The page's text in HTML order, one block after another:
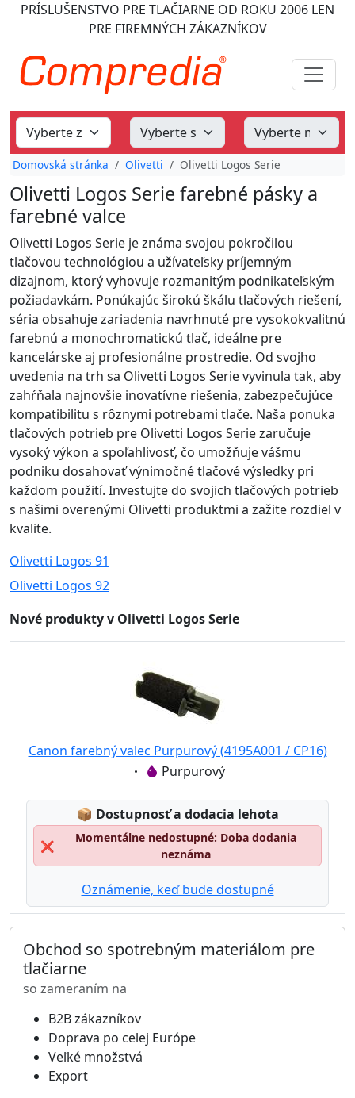
PRÍSLUŠENSTVO PRE TLAČIARNE OD ROKU 2006 LEN
PRE FIREMNÝCH ZÁKAZNÍKOV
Domovská stránka Olivetti Olivetti Logos Serie
Olivetti Logos Serie farebné pásky a
farebné valce
Olivetti Logos Serie je známa svojou pokročilou
tlačovou technológiou a užívateľsky príjemným
dizajnom, ktorý vyhovuje rozmanitým podnikateľským
požiadavkám. Ponúkajúc širokú škálu tlačových riešení,
séria obsahuje zariadenia navrhnuté pre vysokokvalitnú
farebnú a monochromatickú tlač, ideálne pre
kancelárske aj profesionálne prostredie. Od svojho
uvedenia na trh sa Olivetti Logos Serie vyvinula tak, aby
zahŕňala najnovšie inovatívne riešenia, zabezpečujúce
kompatibilitu s rôznymi potrebami tlače. Naša ponuka
tlačových potrieb pre Olivetti Logos Serie zaručuje
vysoký výkon a spoľahlivosť, čo umožňuje vášmu
podniku dosahovať výnimočné tlačové výsledky pri
každom použití. Investujte do svojich tlačových potrieb
s našimi overenými Olivetti produktmi a zažite rozdiel v
kvalite.
Olivetti Logos 91
Olivetti Logos 92
Nové produkty v Olivetti Logos Serie
Canon farebný valec Purpurový (4195A001 / CP16)
Eigenschaft:
Purpurový
📦 Lagerstatus:
Dostupnosť a dodacia lehota
❌
Momentálne nedostupné: Doba dodania
neznáma
Oznámenie, keď bude dostupné
Obchod so spotrebným materiálom pre
tlačiarne
so zameraním na
B2B zákazníkov
Doprava po celej Európe
Veľké množstvá
Export